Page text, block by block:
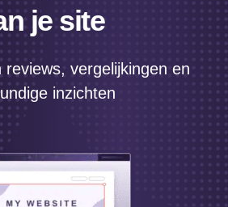
je site
reviews, vergelijkingen en
inzichten